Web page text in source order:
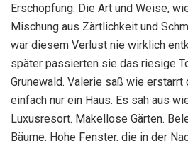
Erschöpfung. Die Art und Weise,
Mischung aus Zärtlichkeit und
war diesem Verlust nie wirklich
später passierten sie das riesige
Grunewald. Valerie saß wie erstarrt
einfach nur ein Haus. Es sah aus
Luxusresort. Makellose Gärten.
Bäume. Hohe Fenster, die in der